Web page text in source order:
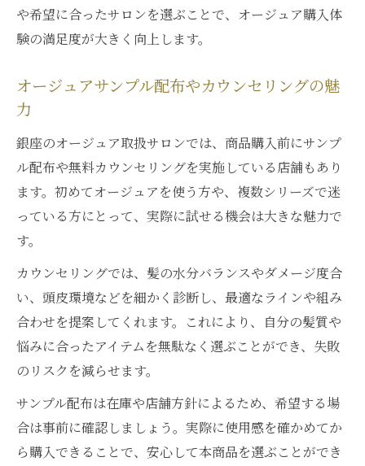
や希望に合ったサロンを選ぶことで、オージュア購入体
験の満足度が大きく向上します。
オージュアサンプル配布やカウンセリングの魅
力
銀座のオージュア取扱サロンでは、商品購入前にサンプ
ル配布や無料カウンセリングを実施している店舗もあり
ます。初めてオージュアを使う方や、複数シリーズで迷
っている方にとって、実際に試せる機会は大きな魅力で
す。
カウンセリングでは、髪の水分バランスやダメージ度合
い、頭皮環境などを細かく診断し、最適なラインや組み
合わせを提案してくれます。これにより、自分の髪質や
悩みに合ったアイテムを無駄なく選ぶことができ、失敗
のリスクを減らせます。
サンプル配布は在庫や店舗方針によるため、希望する場
合は事前に確認しましょう。実際に使用感を確かめてか
ら購入できることで、安心して本商品を選ぶことができ